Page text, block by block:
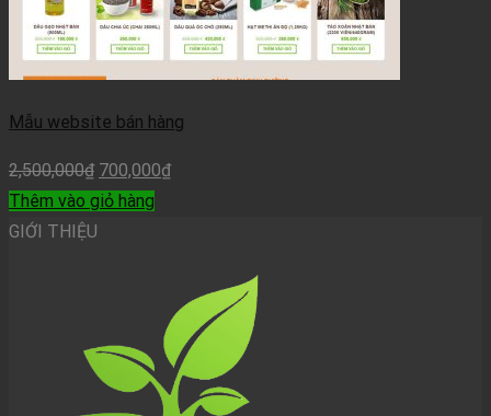
Mẫu website bán hàng
2,500,000₫ 700,000₫
Thêm vào giỏ hàng
GIỚI THIỆU